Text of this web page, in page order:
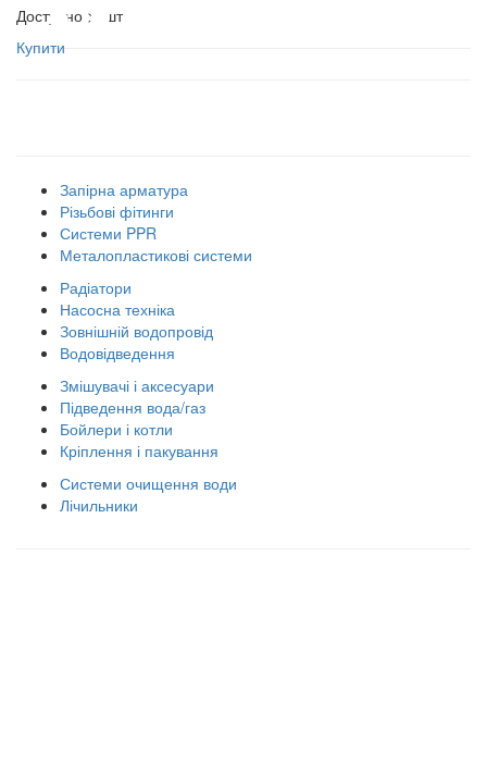
Доступно >5шт
Купити
Запірна арматура
Різьбові фітинги
Системи PPR
Металопластикові системи
Радіатори
Насосна техніка
Зовнішній водопровід
Водовідведення
Змішувачі і аксесуари
Підведення вода/газ
Бойлери і котли
Кріплення і пакування
Системи очищення води
Лічильники